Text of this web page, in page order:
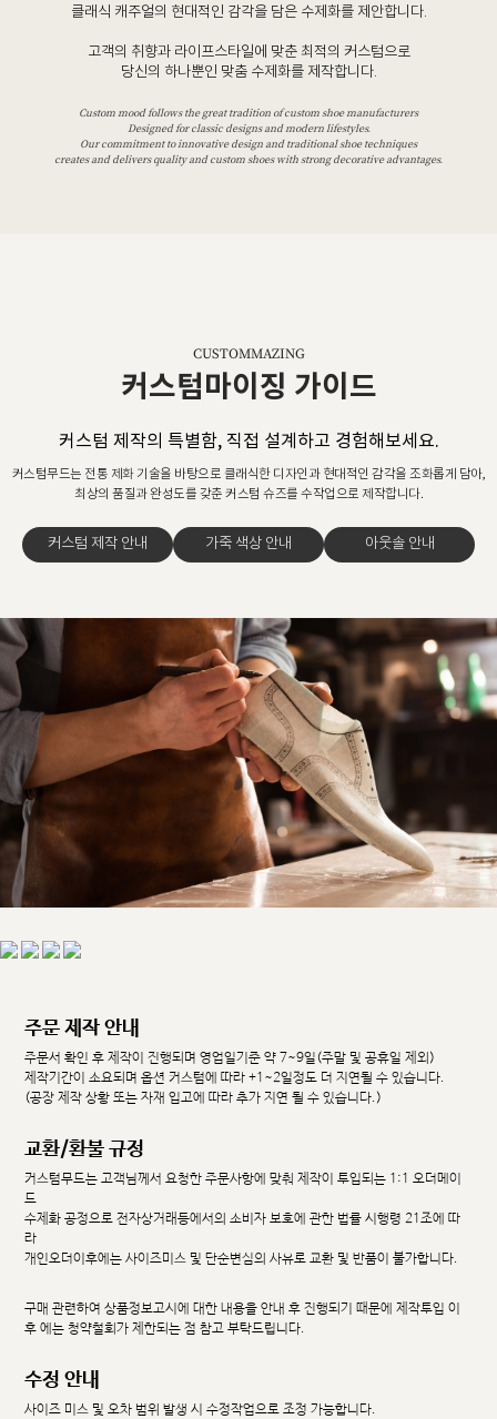
클래식 캐주얼의 현대적인 감각을 담은 수제화를 제안합니다.
고객의 취향과 라이프스타일에 맞춘 최적의 커스텀으로
당신의 하나뿐인 맞춤 수제화를 제작합니다.
Custom mood follows the great tradition of custom shoe manufacturers
Designed for classic designs and modern lifestyles.
Our commitment to innovative design and traditional shoe techniques
creates and delivers quality and custom shoes with strong decorative advantages.
CUSTOMMAZING
커스텀마이징 가이드
커스텀 제작의 특별함, 직접 설계하고 경험해보세요.
커스텀무드는 전통 제화 기술을 바탕으로 클래식한 디자인과 현대적인 감각을 조화롭게 담아,
최상의 품질과 완성도를 갖춘 커스텀 슈즈를 수작업으로 제작합니다.
커스텀 제작 안내 가죽 색상 안내 아웃솔 안내
주문 제작 안내
주문서 확인 후 제작이 진행되며 영업일기준 약 7~9일(주말 및 공휴일 제외)
제작기간이 소요되며 옵션 커스텀에 따라 +1~2일정도 더 지연될 수 있습니다.
(공장 제작 상황 또는 자재 입고에 따라 추가 지연 될 수 있습니다.)
교환/환불 규정
커스텀무드는 고객님께서 요청한 주문사항에 맞춰 제작이 투입되는 1:1 오더메이
드
수제화 공정으로 전자상거래등에서의 소비자 보호에 관한 법률 시행령 21조에 따
라
개인오더이후에는 사이즈미스 및 단순변심의 사유로 교환 및 반품이 불가합니다.
구매 관련하여 상품정보고시에 대한 내용을 안내 후 진행되기 때문에 제작투입 이
후 에는 청약철회가 제한되는 점 참고 부탁드립니다.
수정 안내
사이즈 미스 및 오차 범위 발생 시 수정작업으로 조정 가능합니다.